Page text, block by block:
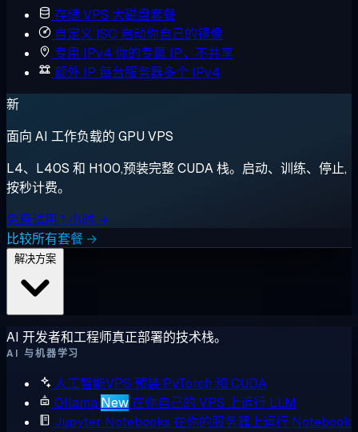
存储 VPS 大磁盘套餐
自定义 ISO 启动你自己的镜像
专用 IPv4 你的专属 IP，不共享
额外 IP 每台服务器多个 IPv4
新
面向 AI 工作负载的 GPU VPS
L4、L40S 和 H100,预装完整 CUDA 栈。启动、训练、停止,
按秒计费。
免费试用 1 小时 →
比较所有套餐 →
AI 开发者和工程师真正部署的技术栈。
AI 与机器学习
人工智能VPS 预装 PyTorch 和 CUDA
Ollama New在你自己的 VPS 上运行 LLM
Jupyter Notebooks 在你的服务器上运行 Notebook